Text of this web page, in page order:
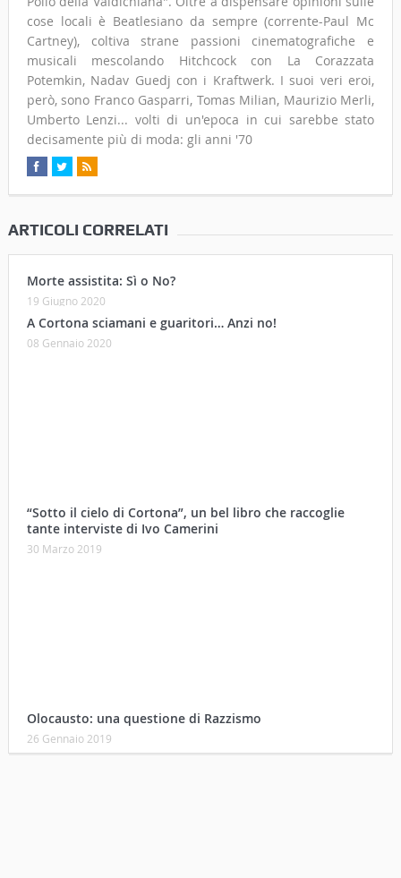
cose locali è Beatlesiano da sempre (corrente-Paul Mc
Cartney), coltiva strane passioni cinematografiche e
musicali mescolando Hitchcock con La Corazzata
Potemkin, Nadav Guedj con i Kraftwerk. I suoi veri eroi,
però, sono Franco Gasparri, Tomas Milian, Maurizio Merli,
Umberto Lenzi... volti di un'epoca in cui sarebbe stato
decisamente più di moda: gli anni '70
ARTICOLI CORRELATI
Morte assistita: Sì o No?
19 Giugno 2020
A Cortona sciamani e guaritori… Anzi no!
08 Gennaio 2020
“Sotto il cielo di Cortona”, un bel libro che raccoglie
tante interviste di Ivo Camerini
30 Marzo 2019
Olocausto: una questione di Razzismo
26 Gennaio 2019